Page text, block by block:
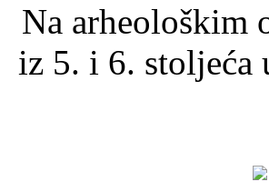
Na arheološkim
iz 5. i 6. stoljeća